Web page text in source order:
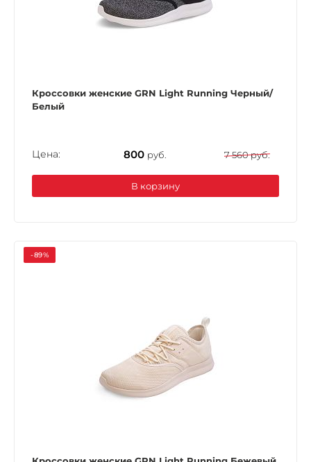
Кроссовки женские GRN Light Running Черный/
Белый
Цена: 800 руб. 7 560 руб.
В корзину
-89%